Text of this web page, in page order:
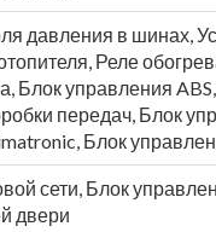
давления в шинах,
Реле
Блок управления
передач, Блок
Блок
сети, Блок
двери